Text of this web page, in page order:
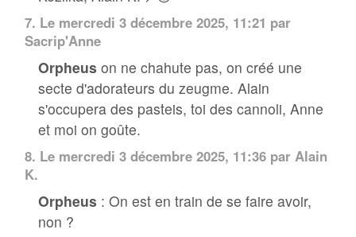
7. Le mercredi 3 décembre 2025, 11:21 par
Sacrip'Anne
Orpheus on ne chahute pas, on créé une
secte d'adorateurs du zeugme. Alain
s'occupera des pasteis, toi des cannoli, Anne
et moi on goûte.
8. Le mercredi 3 décembre 2025, 11:36 par Alain
K.
Orpheus : On est en train de se faire avoir,
non ?